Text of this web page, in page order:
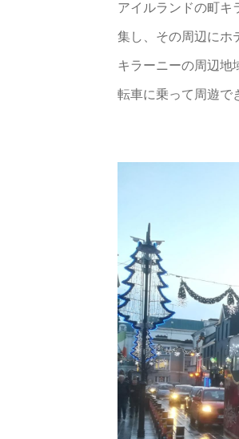
アイルランドの町キ
集し、その周辺にホ
キラーニーの周辺地
転車に乗って周遊で